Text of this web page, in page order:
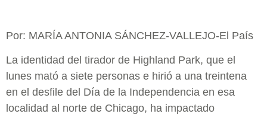
Por: MARÍA ANTONIA SÁNCHEZ-VALLEJO-El País
La identidad del tirador de Highland Park, que el
lunes mató a siete personas e hirió a una treintena
en el desfile del Día de la Independencia en esa
localidad al norte de Chicago, ha impactado